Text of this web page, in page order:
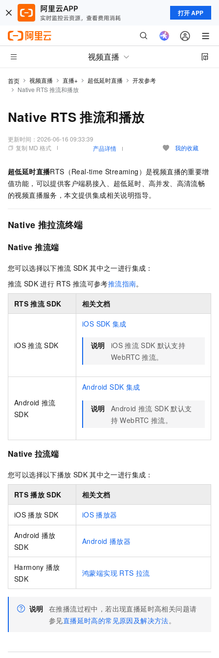
打开 APP
视频直播
首页 视频直播 直播+ 超低延时直播
开发参考
Native RTS 推流和播放
Native RTS 推流和播放
更新时间： 2026-06-16 09:33:39
复制 MD 格式
产品详情 我的收藏
超低延时直播RTS（Real-time Streaming）是视频直播的重要增
值功能，可以提供客户端易接入、超低延时、高并发、高清流畅
的视频直播服务，本文提供集成相关说明指导。
Native 推拉流终端
Native 推流端
您可以选择以下推流 SDK 其中之一进行集成：
推流 SDK 进行 RTS 推流可参考推流指南。
RTS 推流 SDK 相关文档
iOS 推流 SDK
iOS SDK 集成
说明 iOS 推流 SDK 默认支持
WebRTC 推流。
Android 推流
SDK
Android SDK 集成
说明 Android 推流 SDK 默认支
持 WebRTC 推流。
Native 拉流端
您可以选择以下播放 SDK 其中之一进行集成：
RTS 播放 SDK 相关文档
iOS 播放 SDK iOS 播放器
Android 播放
SDK
Android 播放器
Harmony 播放
SDK
鸿蒙端实现 RTS 拉流
说明 在推播流过程中，若出现直播延时高相关问题请
参见直播延时高的常见原因及解决方法。